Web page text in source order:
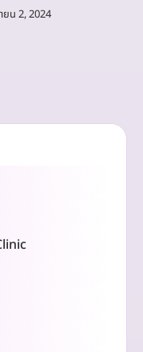
ยน 2, 2024